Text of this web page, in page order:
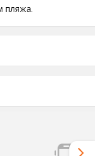
пляжа.